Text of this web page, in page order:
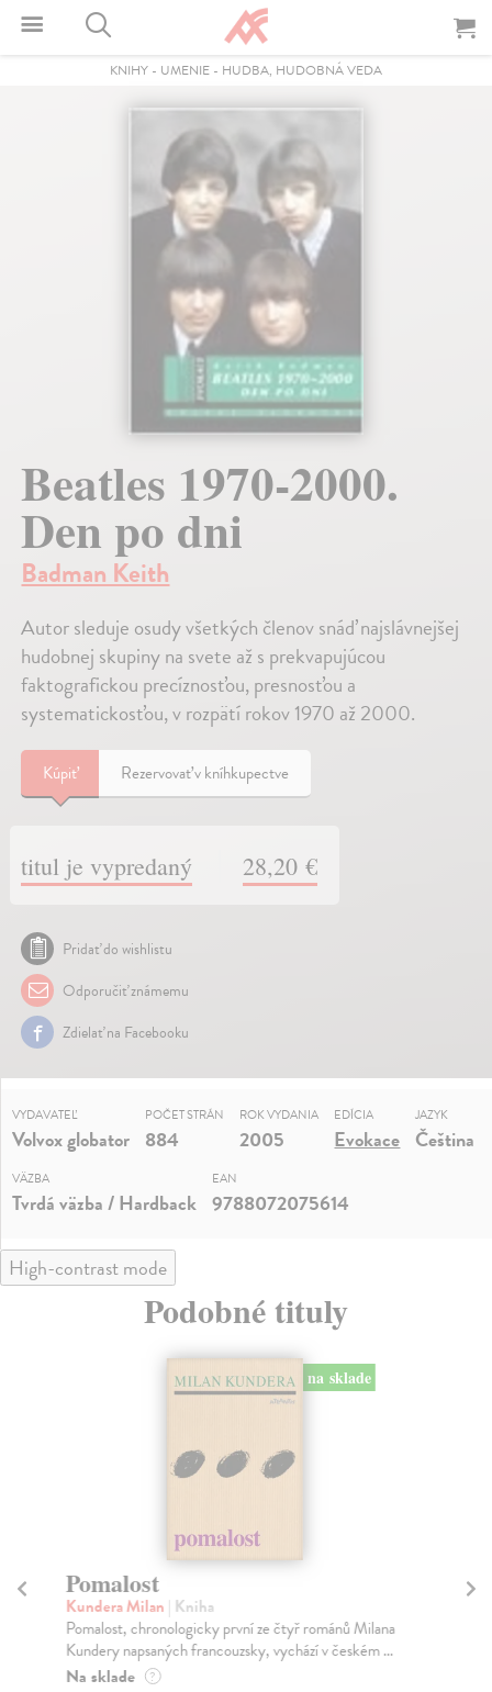
KNIHY - UMENIE - HUDBA, HUDOBNÁ VEDA
Beatles 1970-2000.
Den po dni
Badman Keith
Autor sleduje osudy všetkých členov snáď najslávnejšej
hudobnej skupiny na svete až s prekvapujúcou
faktografickou precíznosťou, presnosťou a
systematickosťou, v rozpätí rokov 1970 až 2000.
Kúpiť Rezervovať v kníhkupectve
titul je vypredaný 28,20 €
Pridať do wishlistu
Odporučiť známemu
Zdielať na Facebooku
VYDAVATEĽ
Volvox globator
POČET STRÁN
884
ROK VYDANIA
2005
EDÍCIA
Evokace
JAZYK
Čeština
VÄZBA
Tvrdá väzba / Hardback
EAN
9788072075614
High-contrast mode
Podobné tituly
na sklade
Pomalost
Kundera Milan | Kniha
Pomalost, chronologicky první ze čtyř románů Milana
Kundery napsaných francouzsky, vychází v českém ...
Na sklade ?